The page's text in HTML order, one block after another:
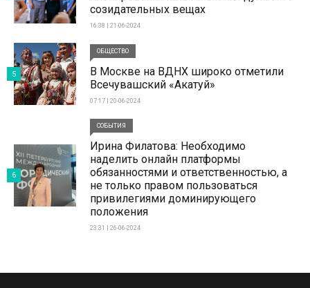
созидательных вещах
16:38 | 21-06-2024
ОБЩЕСТВО
В Москве на ВДНХ широко отметили
Всечувашский «Акатуй»
07:17 | 20-06-2024
5
СОБЫТИЯ
Ирина Филатова: Необходимо
наделить онлайн платформы
обязанностями и ответственностью, а
не только правом пользоваться
привилегиями доминирующего
положения
23:31 | 26-06-2024
6